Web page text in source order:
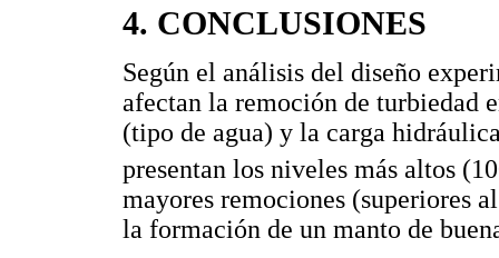
4. CONCLUSIONES
Según el análisis del diseño
afectan la remoción de turbiedad
(tipo de agua) y la carga
presentan los niveles más altos
mayores remociones (superiores
la formación de un manto de